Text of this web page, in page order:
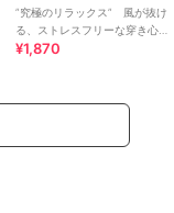
”究極のリラックス” 風が抜け
る、ストレスフリーな穿き心
地。サッカー素材タックワイ
¥1,870